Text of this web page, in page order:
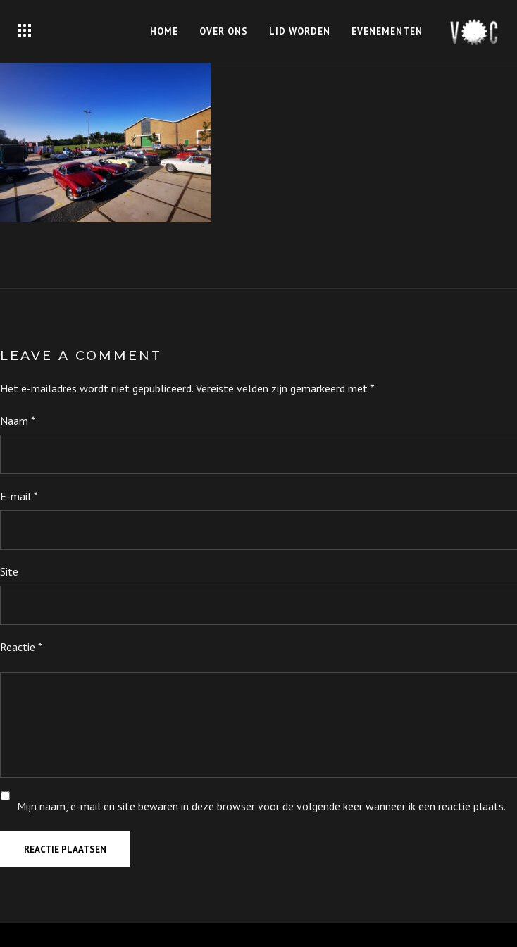
HOME OVER ONS LID WORDEN EVENEMENTEN
LEAVE A COMMENT
Het e-mailadres wordt niet gepubliceerd. Vereiste velden zijn gemarkeerd met *
Naam *
E-mail *
Site
Reactie *
Mijn naam, e-mail en site bewaren in deze browser voor de volgende keer wanneer ik een reactie plaats.